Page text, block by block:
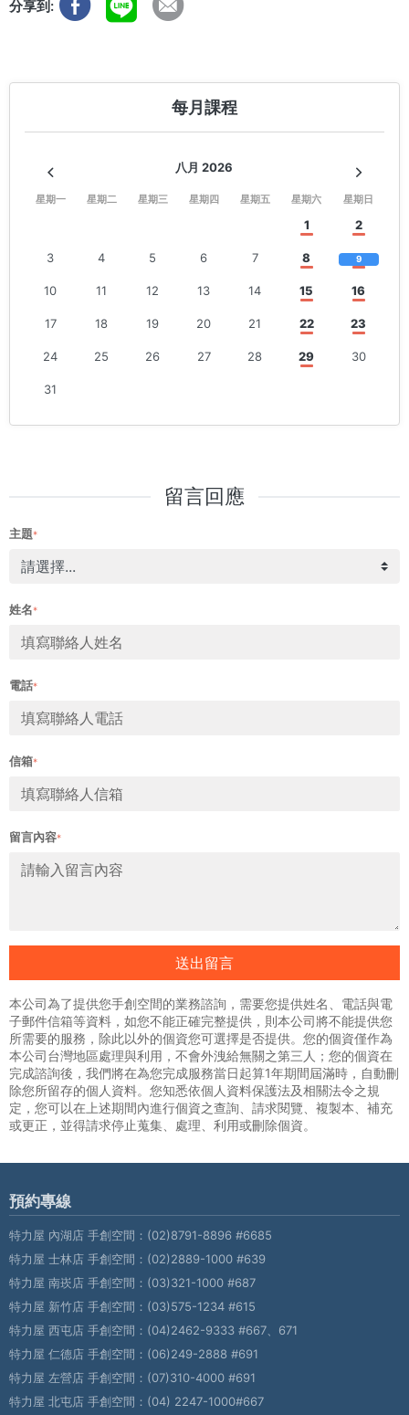
分享到:
每月課程
八月 2026
星期一 星期二 星期三 星期四 星期五 星期六 星期日
1 2
3 4 5 6 7 8 9
10 11 12 13 14 15 16
17 18 19 20 21 22 23
24 25 26 27 28 29 30
31
留言回應
主題*
姓名*
電話*
信箱*
留言內容*
送出留言
本公司為了提供您手創空間的業務諮詢，需要您提供姓名、電話與電
子郵件信箱等資料，如您不能正確完整提供，則本公司將不能提供您
所需要的服務，除此以外的個資您可選擇是否提供。您的個資僅作為
本公司台灣地區處理與利用，不會外洩給無關之第三人；您的個資在
完成諮詢後，我們將在為您完成服務當日起算1年期間屆滿時，自動刪
除您所留存的個人資料。您知悉依個人資料保護法及相關法令之規
定，您可以在上述期間內進行個資之查詢、請求閱覽、複製本、補充
或更正，並得請求停止蒐集、處理、利用或刪除個資。
預約專線
特力屋 內湖店 手創空間： (02)8791-8896 #6685
特力屋 士林店 手創空間： (02)2889-1000 #639
特力屋 南崁店 手創空間： (03)321-1000 #687
特力屋 新竹店 手創空間： (03)575-1234 #615
特力屋 西屯店 手創空間： (04)2462-9333 #667、671
特力屋 仁德店 手創空間： (06)249-2888 #691
特力屋 左營店 手創空間： (07)310-4000 #691
特力屋 北屯店 手創空間： (04) 2247-1000#667